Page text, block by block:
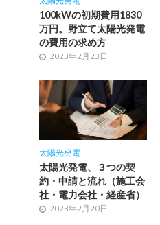
100kWの初期費用1830
万円。野立て太陽光発電
の費用の求め方
2023年2月23日
太陽光発電
太陽光発電、３つの契
約・申請と流れ（施工会
社・電力会社・経産省）
2023年2月20日